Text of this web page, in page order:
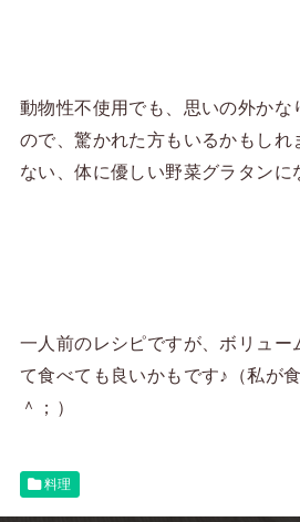
動物性不使用でも、思いの外かな
ので、驚かれた方もいるかもしれ
ない、体に優しい野菜グラタンに
一人前のレシピですが、ボリュー
て食べても良いかもです♪（私が
＾；）
料理